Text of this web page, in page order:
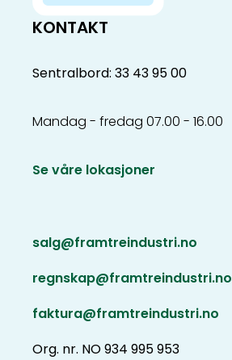
KONTAKT
Sentralbord: 33 43 95 00
Mandag - fredag 07.00 - 16.00
Se våre lokasjoner
salg@framtreindustri.no
regnskap@framtreindustri.no
faktura@framtreindustri.no
Org. nr. NO 934 995 953